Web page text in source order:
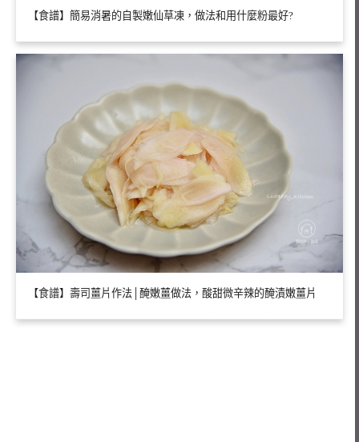
【食譜】簡易消暑的自製嫩仙草凍，做法和用什麼粉最好?
【食譜】壽司薑片作法│醃嫩薑做法，酸甜微辛辣的醃漬嫩薑片